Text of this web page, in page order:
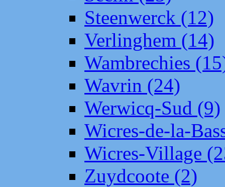
Steenwerck (12)
Verlinghem (14)
Wambrechies
Wavrin (24)
Werwicq-Sud (9)
Wicres-de-la-
Wicres-Village
Zuydcoote (2)